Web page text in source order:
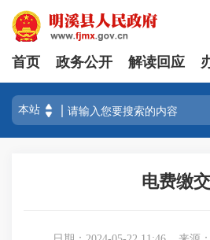
首页 政务公开 解读回应
电费缴交